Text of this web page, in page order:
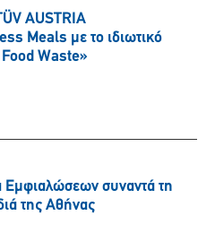
AUSTRIA
Meals με το ιδιωτικό
Waste»
Εμφιαλώσεων συναντά τη
της Αθήνας